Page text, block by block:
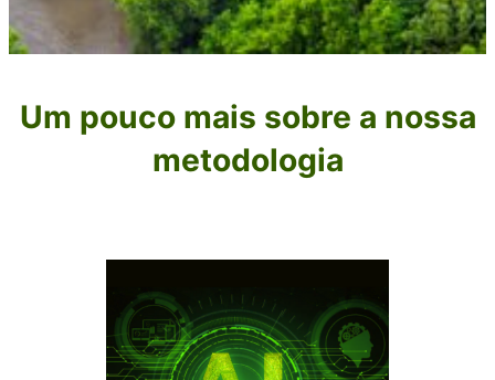
Um pouco mais sobre a nossa
metodologia